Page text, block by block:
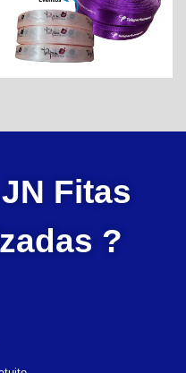
JN Fitas
?